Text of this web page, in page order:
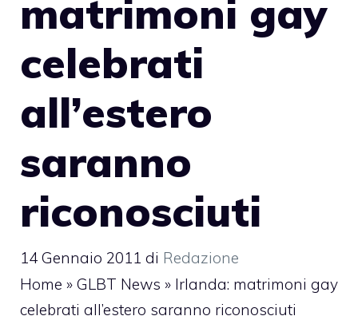
matrimoni gay
celebrati
all’estero
saranno
riconosciuti
14 Gennaio 2011 di Redazione
Home » GLBT News » Irlanda: matrimoni gay
celebrati all’estero saranno riconosciuti